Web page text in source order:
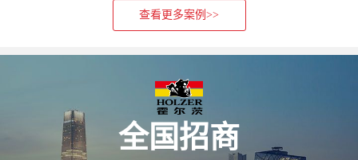
查看更多案例>>
全国招商